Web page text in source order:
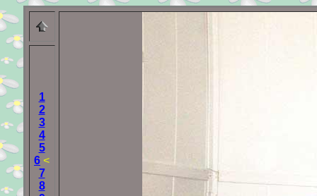
1
2
3
4
5
6 <
7
8